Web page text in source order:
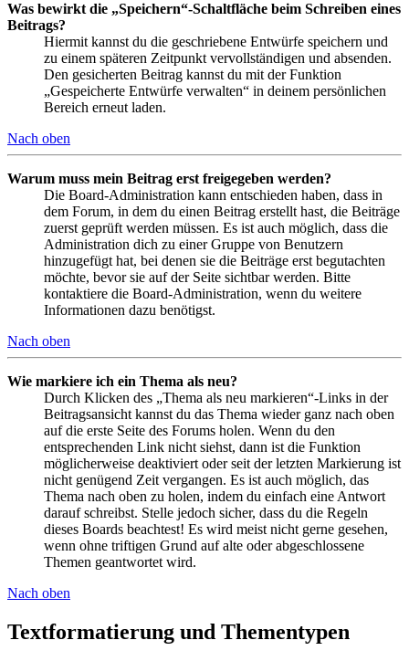
Was bewirkt die „Speichern“-Schaltfläche beim Schreiben eines
Beitrags?
Hiermit kannst du die geschriebene Entwürfe speichern und
zu einem späteren Zeitpunkt vervollständigen und absenden.
Den gesicherten Beitrag kannst du mit der Funktion
„Gespeicherte Entwürfe verwalten“ in deinem persönlichen
Bereich erneut laden.
Nach oben
Warum muss mein Beitrag erst freigegeben werden?
Die Board-Administration kann entschieden haben, dass in
dem Forum, in dem du einen Beitrag erstellt hast, die Beiträge
zuerst geprüft werden müssen. Es ist auch möglich, dass die
Administration dich zu einer Gruppe von Benutzern
hinzugefügt hat, bei denen sie die Beiträge erst begutachten
möchte, bevor sie auf der Seite sichtbar werden. Bitte
kontaktiere die Board-Administration, wenn du weitere
Informationen dazu benötigst.
Nach oben
Wie markiere ich ein Thema als neu?
Durch Klicken des „Thema als neu markieren“-Links in der
Beitragsansicht kannst du das Thema wieder ganz nach oben
auf die erste Seite des Forums holen. Wenn du den
entsprechenden Link nicht siehst, dann ist die Funktion
möglicherweise deaktiviert oder seit der letzten Markierung ist
nicht genügend Zeit vergangen. Es ist auch möglich, das
Thema nach oben zu holen, indem du einfach eine Antwort
darauf schreibst. Stelle jedoch sicher, dass du die Regeln
dieses Boards beachtest! Es wird meist nicht gerne gesehen,
wenn ohne triftigen Grund auf alte oder abgeschlossene
Themen geantwortet wird.
Nach oben
Textformatierung und Thementypen